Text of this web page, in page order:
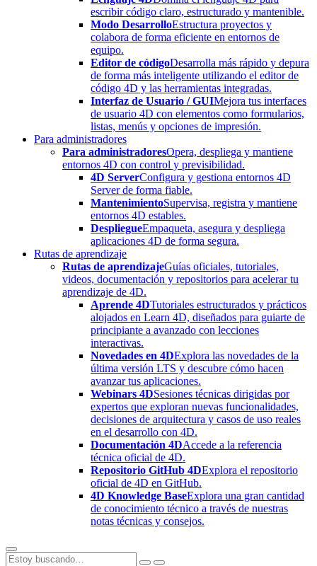
escribir código claro, estructurado y mantenible.
Modo DesarrolloEstructura proyectos y
colabora de forma eficiente en entornos de
equipo.
Editor de códigoDesarrolla más rápido y depura
de forma más inteligente utilizando el editor de
código 4D y las herramientas integradas.
Interfaz de Usuario / GUIMejora tus interfaces
de usuario 4D con elementos como formularios,
listas, menús y opciones de impresión.
Para administradores
Para administradoresOpera, despliega y mantiene
entornos 4D con control y previsibilidad.
4D ServerConfigura y gestiona entornos 4D
Server de forma fiable.
MantenimientoSupervisa, registra y mantiene
entornos 4D estables.
DespliegueEmpaqueta, asegura y despliega
aplicaciones 4D de forma segura.
Rutas de aprendizaje
Rutas de aprendizajeGuías oficiales, tutoriales,
videos, documentación y repositorios para acelerar tu
aprendizaje de 4D.
Aprende 4DTutoriales estructurados y prácticos
alojados en Learn 4D, diseñados para guiarte de
principiante a avanzado con lecciones
interactivas.
Novedades en 4DExplora las novedades de la
última versión LTS y descubre cómo hacen
avanzar tus aplicaciones.
Webinars 4DSesiones técnicas dirigidas por
expertos que exploran nuevas funcionalidades,
decisiones de arquitectura y casos de uso reales
en el desarrollo con 4D.
Documentación 4DAccede a la referencia
técnica oficial de 4D.
Repositorio GitHub 4DExplora el repositorio
oficial de 4D en GitHub.
4D Knowledge BaseExplora una gran cantidad
de conocimiento técnico a través de nuestras
notas técnicas y consejos.